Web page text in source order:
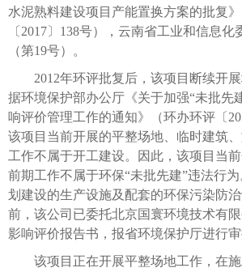
水泥熟料建设项目产能置换方案的批复
〔2017〕138号），云南省工业和信息
（第19号）。
2012年环评批复后，该项目断续开展
据环境保护部办公厅《关于加强“未批先
响评价管理工作的通知》（环办环评〔
该项目当前开展的平整场地、临时建筑
工作不属于开工建设。因此，该项目当
前期工作不属于环保“未批先建”违法行
划建设的生产设施及配套的环保污染防
前，该公司已委托北京国寰环境技术有
影响评价报告书，报省环境保护厅进行审
该项目正在开展平整场地工作，在施